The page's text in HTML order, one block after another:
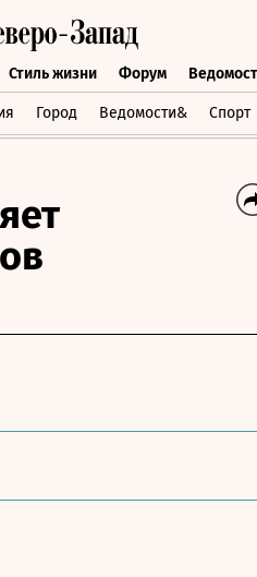
Стиль жизни Форум
Город Ведомости& Спорт
Стиль жизни Форум